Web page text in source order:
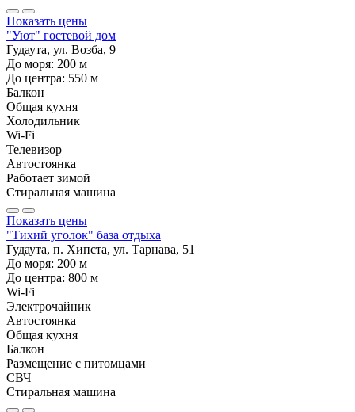
Показать цены
"Уют" гостевой дом
Гудаута, ул. Возба, 9
До моря: 200 м
До центра: 550 м
Балкон
Общая кухня
Холодильник
Wi-Fi
Телевизор
Автостоянка
Работает зимой
Стиральная машина
Показать цены
"Тихий уголок" база отдыха
Гудаута, п. Хипста, ул. Тарнава, 51
До моря: 200 м
До центра: 800 м
Wi-Fi
Электрочайник
Автостоянка
Общая кухня
Балкон
Размещение с питомцами
СВЧ
Стиральная машина